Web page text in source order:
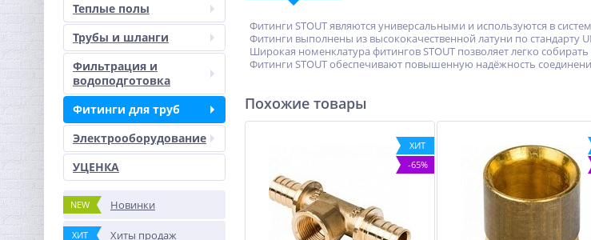
Теплые полы
Трубы и шланги
Фильтрация и
водоподготовка
Фитинги для труб
Электрооборудование
УЦЕНКА
NEW Новинки
ХИТ Хиты продаж
Фитинги STOUT являются универсальными и используются в
Фитинги выполнены из высококачественной латуни по стандарту
Широкая номенклатура фитингов STOUT позволяет легко
Фитинги STOUT обеспечивают повышенную надёжность
Похожие товары
ХИТ
-65%